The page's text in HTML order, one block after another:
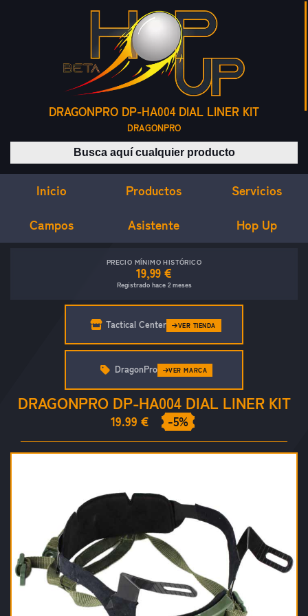
DRAGONPRO DP-HA004 DIAL LINER KIT
DRAGONPRO
Buscar productos
Inicio Productos Servicios
Campos Asistente Hop Up
PRECIO MÍNIMO HISTÓRICO
19,99 €
Registrado hace 2 meses
Tactical Center VER TIENDA
DRAGONPRO DP-HA004 DIAL LINER KIT
19.99 € -5%
DragonPro VER MARCA